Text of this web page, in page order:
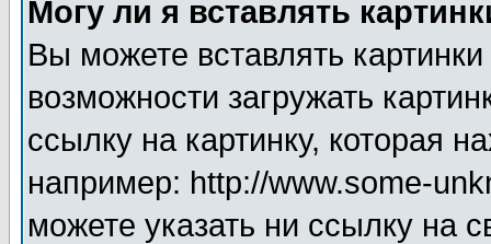
Могу ли я вставлять
Вы можете вставлять
возможности загружать
ссылку на картинку, которая
например: http://www.some-
можете указать ни ссылку на